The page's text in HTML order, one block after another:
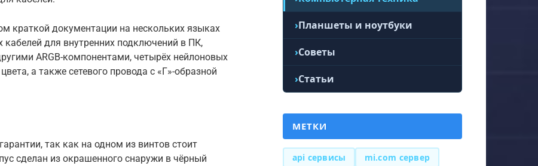
краткой документации на нескольких языках
для внутренних подключений в ПК,
ARGB-компонентами, четырёх нейлоновых
а также сетевого провода с «Г»-образной
так как на одном из винтов стоит
сделан из окрашенного снаружи в чёрный
Планшеты и ноутбуки
Советы
Статьи
МЕТКИ
api сервисы
mi.com сервер